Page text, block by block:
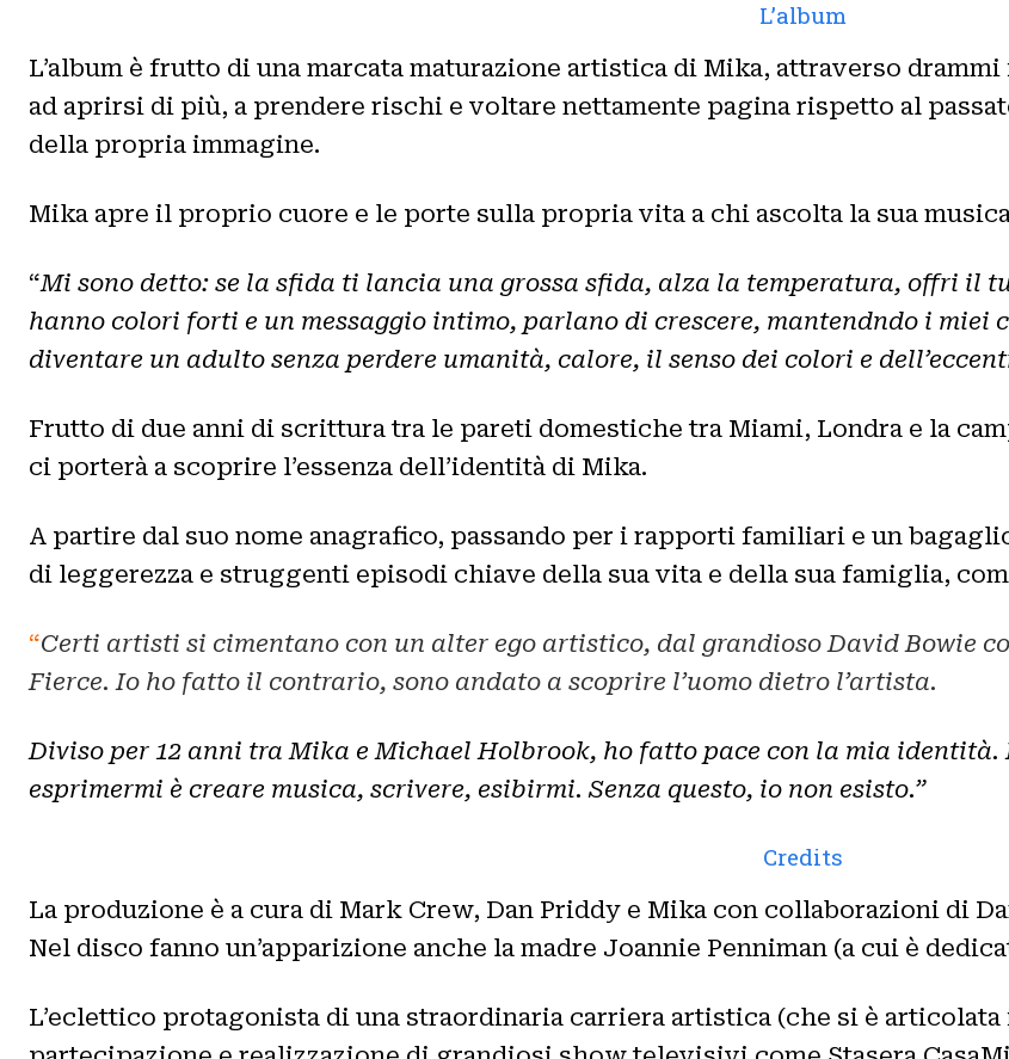
L’album
L’album è frutto di una marcata maturazione artistica di Mika, attraverso
ad aprirsi di più, a prendere rischi e voltare nettamente pagina rispetto al
della propria immagine.
Mika apre il proprio cuore e le porte sulla propria vita a chi ascolta la sua
“Mi sono detto: se la sfida ti lancia una grossa sfida, alza la temperatura, offri il
hanno colori forti e un messaggio intimo, parlano di crescere, mantendndo i miei
diventare un adulto senza perdere umanità, calore, il senso dei colori e
Frutto di due anni di scrittura tra le pareti domestiche tra Miami, Londra e la
ci porterà a scoprire l’essenza dell’identità di Mika.
A partire dal suo nome anagrafico, passando per i rapporti familiari e un
di leggerezza e struggenti episodi chiave della sua vita e della sua famiglia,
“Certi artisti si cimentano con un alter ego artistico, dal grandioso David Bowie
Fierce. Io ho fatto il contrario, sono andato a scoprire l’uomo dietro l’artista.
Diviso per 12 anni tra Mika e Michael Holbrook, ho fatto pace con la mia identità.
esprimermi è creare musica, scrivere, esibirmi. Senza questo, io non esisto.”
Credits
La produzione è a cura di Mark Crew, Dan Priddy e Mika con collaborazioni di
Nel disco fanno un’apparizione anche la madre Joannie Penniman (a cui è
L’eclettico protagonista di una straordinaria carriera artistica (che si è